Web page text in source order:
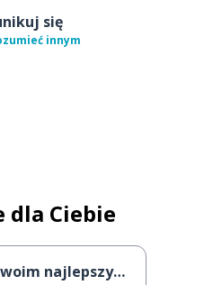
się
innym
dla Ciebie
przyjacielem